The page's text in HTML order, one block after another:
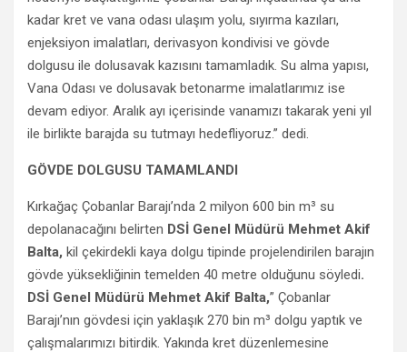
kadar kret ve vana odası ulaşım yolu, sıyırma kazıları,
enjeksiyon imalatları, derivasyon kondivisi ve gövde
dolgusu ile dolusavak kazısını tamamladık. Su alma yapısı,
Vana Odası ve dolusavak betonarme imalatlarımız ise
devam ediyor. Aralık ayı içerisinde vanamızı takarak yeni yıl
ile birlikte barajda su tutmayı hedefliyoruz.” dedi.
GÖVDE DOLGUSU TAMAMLANDI
Kırkağaç Çobanlar Barajı’nda 2 milyon 600 bin m³ su
depolanacağını belirten DSİ Genel Müdürü Mehmet Akif
Balta, kil çekirdekli kaya dolgu tipinde projelendirilen barajın
gövde yüksekliğinin temelden 40 metre olduğunu söyledi.
DSİ Genel Müdürü Mehmet Akif Balta,” Çobanlar
Barajı’nın gövdesi için yaklaşık 270 bin m³ dolgu yaptık ve
çalışmalarımızı bitirdik. Yakında kret düzenlemesine